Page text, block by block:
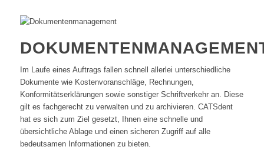
Im Laufe eines Auftrags fallen schnell allerlei unterschiedliche
Dokumente wie Kostenvoranschläge, Rechnungen,
Konformitätserklärungen sowie sonstiger Schriftverkehr an. Diese
gilt es fachgerecht zu verwalten und zu archivieren. CATSdent
hat es sich zum Ziel gesetzt, Ihnen eine schnelle und
übersichtliche Ablage und einen sicheren Zugriff auf alle
bedeutsamen Informationen zu bieten.